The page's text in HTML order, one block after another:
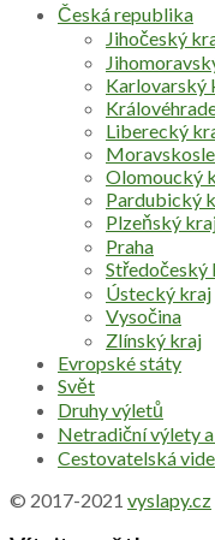
Česká republika
Jihočeský
Karlovarský
Liberecký
Olomoucký
Pardubický
Plzeňský
Praha
Středočeský
Ústecký kraj
Vysočina
Zlínský kraj
Evropské státy
Svět
Druhy výletů
Netradiční výlety
Cestovatelská
© 2017-2021 vyslapy.cz